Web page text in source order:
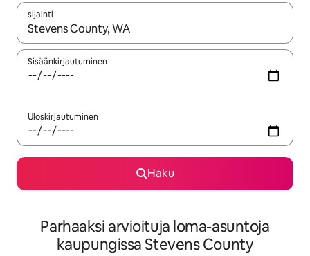
sijainti
Kun tulokset ovat saatavilla, navigoi ylös- ja alas-
Sisäänkirjautuminen
Uloskirjautuminen
Haku
Parhaaksi arvioituja loma-asuntoja
kaupungissa Stevens County